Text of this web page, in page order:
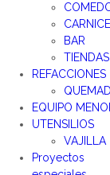
BAR
REFACCIONES
EQUIPO
UTENSILIOS
VAJILLA
Proyectos